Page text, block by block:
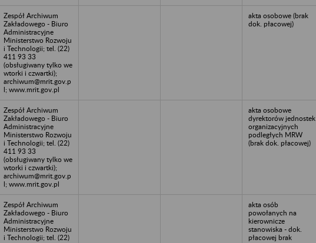
Zespół Archiwum
Zakładowego - Biuro
Administracyjne
Ministerstwo Rozwoju
i Technologii; tel. (22)
411 93 33
(obsługiwany tylko we
wtorki i czwartki);
archiwum@mrit.gov.p
l; www.mrit.gov.pl
akta osobowe (brak
dok. płacowej)
Zespół Archiwum
Zakładowego - Biuro
Administracyjne
Ministerstwo Rozwoju
i Technologii; tel. (22)
411 93 33
(obsługiwany tylko we
wtorki i czwartki);
archiwum@mrit.gov.p
l; www.mrit.gov.pl
akta osobowe
dyrektorów jednostek
organizacyjnych
podległych MRW
(brak dok. płacowej)
Zespół Archiwum
Zakładowego - Biuro
Administracyjne
Ministerstwo Rozwoju
i Technologii; tel. (22)
akta osób
powołanych na
kierownicze
stanowiska - dok.
płacowej brak